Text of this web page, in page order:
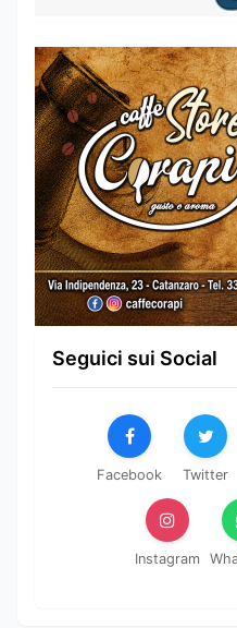
Seguici sui Social
Facebook Twitter
Instagram